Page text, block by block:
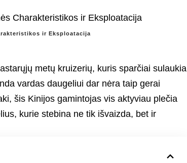
ir Eksploatacija
metų kruizerių, kuris sparčiai sulaukia
vardas daugeliui dar nėra taip gerai
šis Kinijos gamintojas vis aktyviau plečia
kurie stebina ne tik išvaizda, bet ir